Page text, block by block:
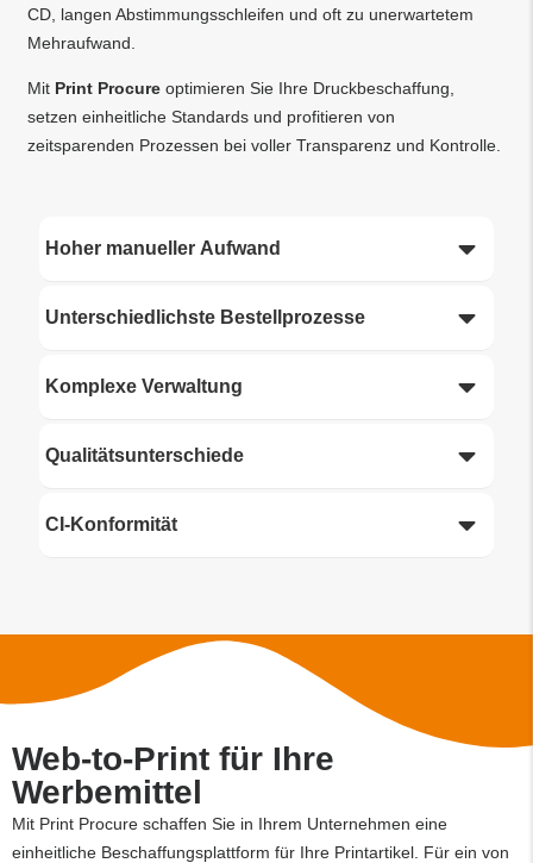
CD, langen Abstimmungsschleifen und oft zu unerwartetem
Mehraufwand.
Mit Print Procure ​optimieren Sie Ihre Druckbeschaffung,
setzen einheitliche Standards und profitieren von
zeitsparenden Prozessen bei voller Transparenz und Kontrolle.
Hoher manueller Aufwand
Unterschiedlichste Bestellprozesse
Komplexe Verwaltung
Qualitätsunterschiede
CI-Konformität
Web-to-Print für Ihre
Werbemittel
Mit Print Procure schaffen Sie in Ihrem Unternehmen eine
einheitliche Beschaffungsplattform für Ihre Printartikel. Für ein von